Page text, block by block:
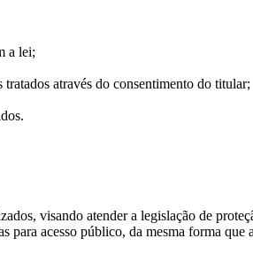
a lei;
através do consentimento do titular;
visando atender a legislação de
para acesso público, da mesma forma que